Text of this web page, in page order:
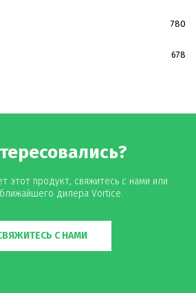
780
678
этот продукт, свяжитесь с нами или
дилера Vortice.
С НАМИ